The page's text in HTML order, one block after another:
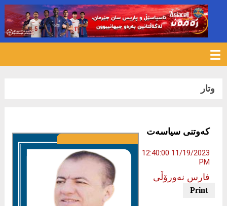
وتار
کەوتنی سیاسەت
11/19/2023 12:40:00
PM
فارس نەورۆڵی